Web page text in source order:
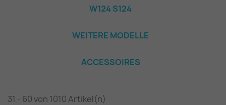
W124 S124
WEITERE MODELLE
ACCESSOIRES
31 - 60 von 1010 Artikel(n)